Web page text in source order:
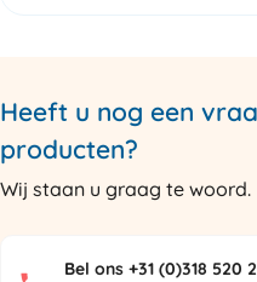
Heeft u nog een
producten?
Wij staan u graag te woord.
Bel ons +31 (0)318 520